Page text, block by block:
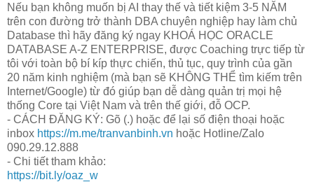
Nếu bạn không muốn bị AI thay thế và tiết kiệm 3-5 NĂM
trên con đường trở thành DBA chuyên nghiệp hay làm chủ
Database thì hãy đăng ký ngay KHOÁ HỌC ORACLE
DATABASE A-Z ENTERPRISE, được Coaching trực tiếp từ
tôi với toàn bộ bí kíp thực chiến, thủ tục, quy trình của gần
20 năm kinh nghiệm (mà bạn sẽ KHÔNG THỂ tìm kiếm trên
Internet/Google) từ đó giúp bạn dễ dàng quản trị mọi hệ
thống Core tại Việt Nam và trên thế giới, đỗ OCP.
- CÁCH ĐĂNG KÝ: Gõ (.) hoặc để lại số điện thoại hoặc
inbox https://m.me/tranvanbinh.vn hoặc Hotline/Zalo
090.29.12.888
- Chi tiết tham khảo:
https://bit.ly/oaz_w